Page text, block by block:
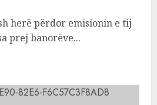
herë përdor emisionin e tij
prej banorëve...